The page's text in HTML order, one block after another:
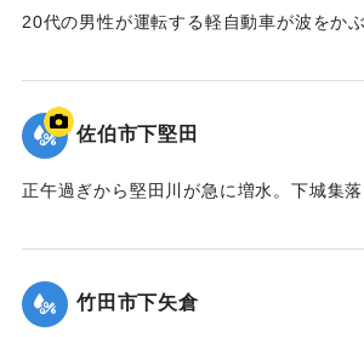
20代の男性が運転する軽自動車が波をか
けがはなかった。
【出典：大分合同新聞 1963年8月9日朝刊
｜固有コード: 00699009
佐伯市下堅田
正午過ぎから堅田川が急に増水。下城集
先まで浸かるところもあった。汐月、宇
軒下にまで水が押し寄せ孤立。宇山橋が
陸の孤島になった。写真は佐伯市内で撮
竹田市下矢倉